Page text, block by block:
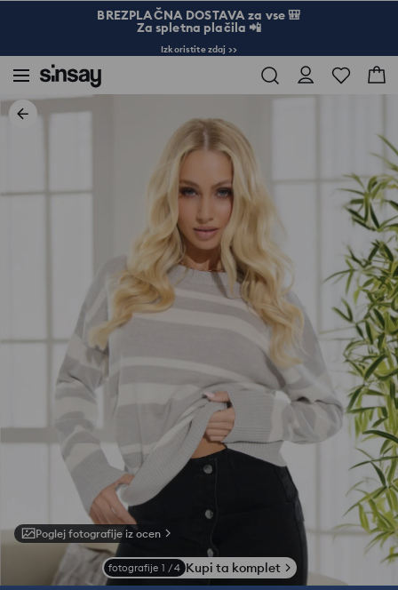
BREZPLAČNA DOSTAVA za vse 🎒
Za spletna plačila 📲
Izkoristite zdaj >>
Poglej fotografije iz ocen
fotografije 1 /4 Kupi ta komplet